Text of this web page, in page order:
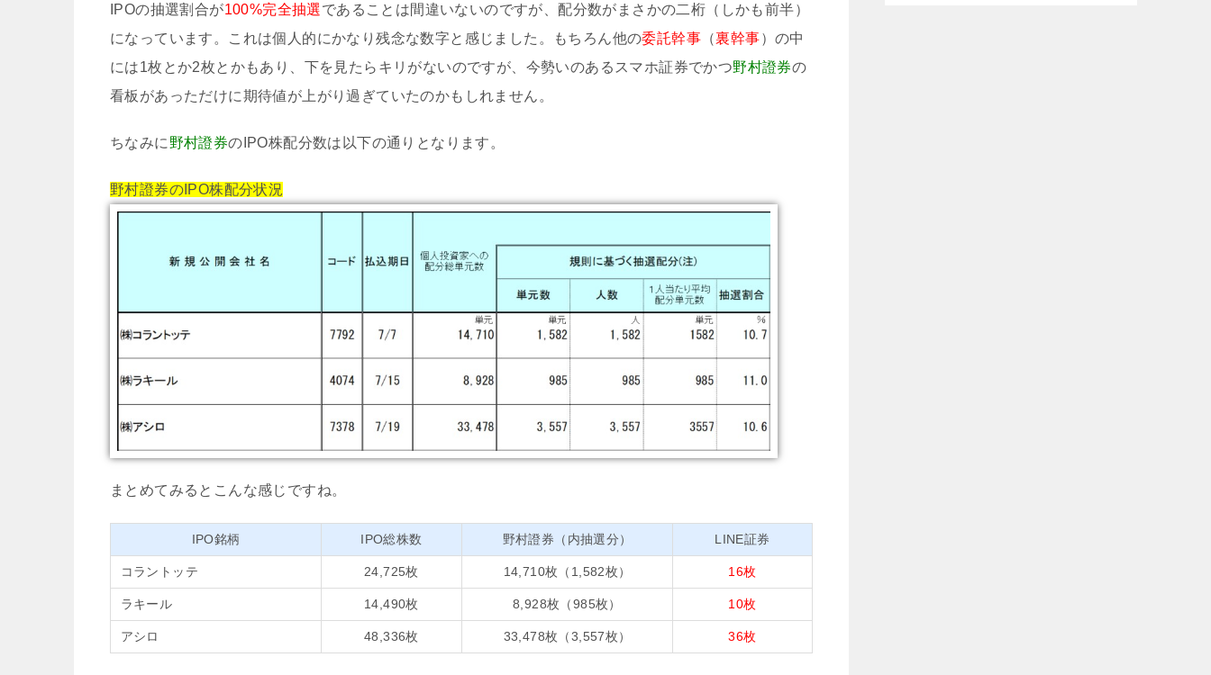
IPOの抽選割合が100%完全抽選であることは間違いないのですが、配分数がまさかの二桁（しかも前半）
になっています。これは個人的にかなり残念な数字と感じました。もちろん他の委託幹事 （裏幹事）の中
には1枚とか2枚とかもあり、下を見たらキリがないのですが、今勢いのあるスマホ証券でかつ野村證券の
看板があっただけに期待値が上がり過ぎていたのかもしれません。
ちなみに 野村證券のIPO株配分数は以下の通りとなります。
野村證券のIPO株配分状況
まとめてみるとこんな感じですね。
IPO銘柄 IPO総株数 野村證券（内抽選分） LINE証券
コラントッテ 24,725枚 14,710枚（1,582枚） 16枚
ラキール 14,490枚 8,928枚（985枚） 10枚
アシロ 48,336枚 33,478枚（3,557枚） 36枚